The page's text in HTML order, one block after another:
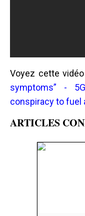
Voyez cette
symptoms” -
conspiracy to fuel
ARTICLES